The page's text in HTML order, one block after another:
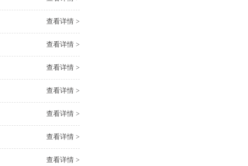
查看详情 >
查看详情 >
查看详情 >
查看详情 >
查看详情 >
查看详情 >
查看详情 >